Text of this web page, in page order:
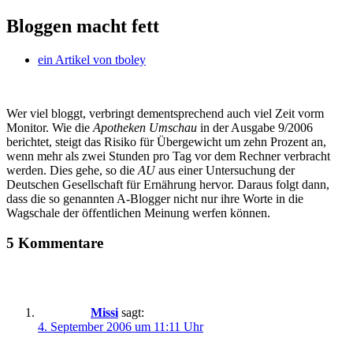
Bloggen macht fett
ein Artikel von tboley
Wer viel bloggt, verbringt dementsprechend auch viel Zeit vorm
Monitor. Wie die Apotheken Umschau in der Ausgabe 9/2006
berichtet, steigt das Risiko für Übergewicht um zehn Prozent an,
wenn mehr als zwei Stunden pro Tag vor dem Rechner verbracht
werden. Dies gehe, so die AUaus einer Untersuchung der
Deutschen Gesellschaft für Ernährung hervor. Daraus folgt dann,
dass die so genannten A-Blogger nicht nur ihre Worte in die
Wagschale der öffentlichen Meinung werfen können.
5 Kommentare
Missi sagt:
4. September 2006 um 11:11 Uhr